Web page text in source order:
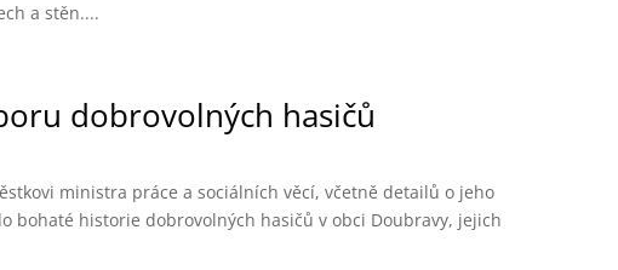
a stěn....
dobrovolných hasičů
ministra práce a sociálních věcí, včetně detailů o jeho
bohaté historie dobrovolných hasičů v obci Doubravy, jejich